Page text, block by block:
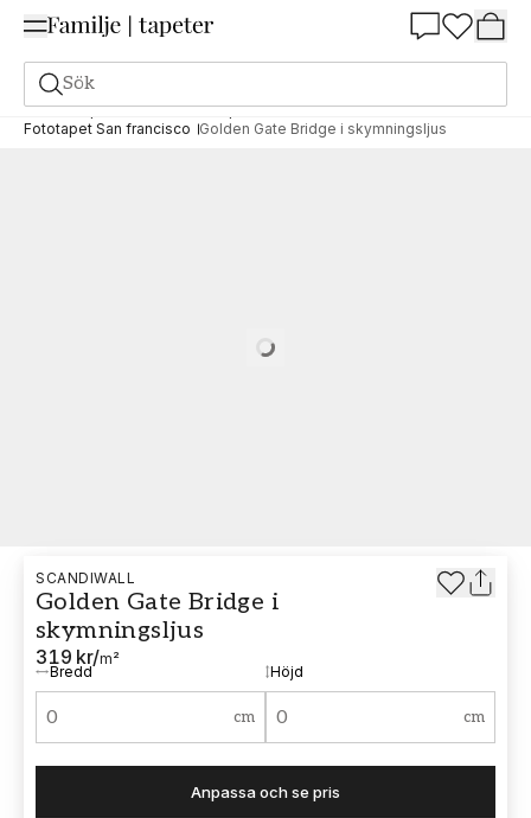
Sök
Fototapeter Motiv Fototapet städer & resmål
Fototapet San francisco Golden Gate Bridge i skymningsljus
Loading…
SCANDIWALL
Golden Gate Bridge i
skymningsljus
319 kr/m²
Bredd Höjd
cm cm
Anpassa och se pris